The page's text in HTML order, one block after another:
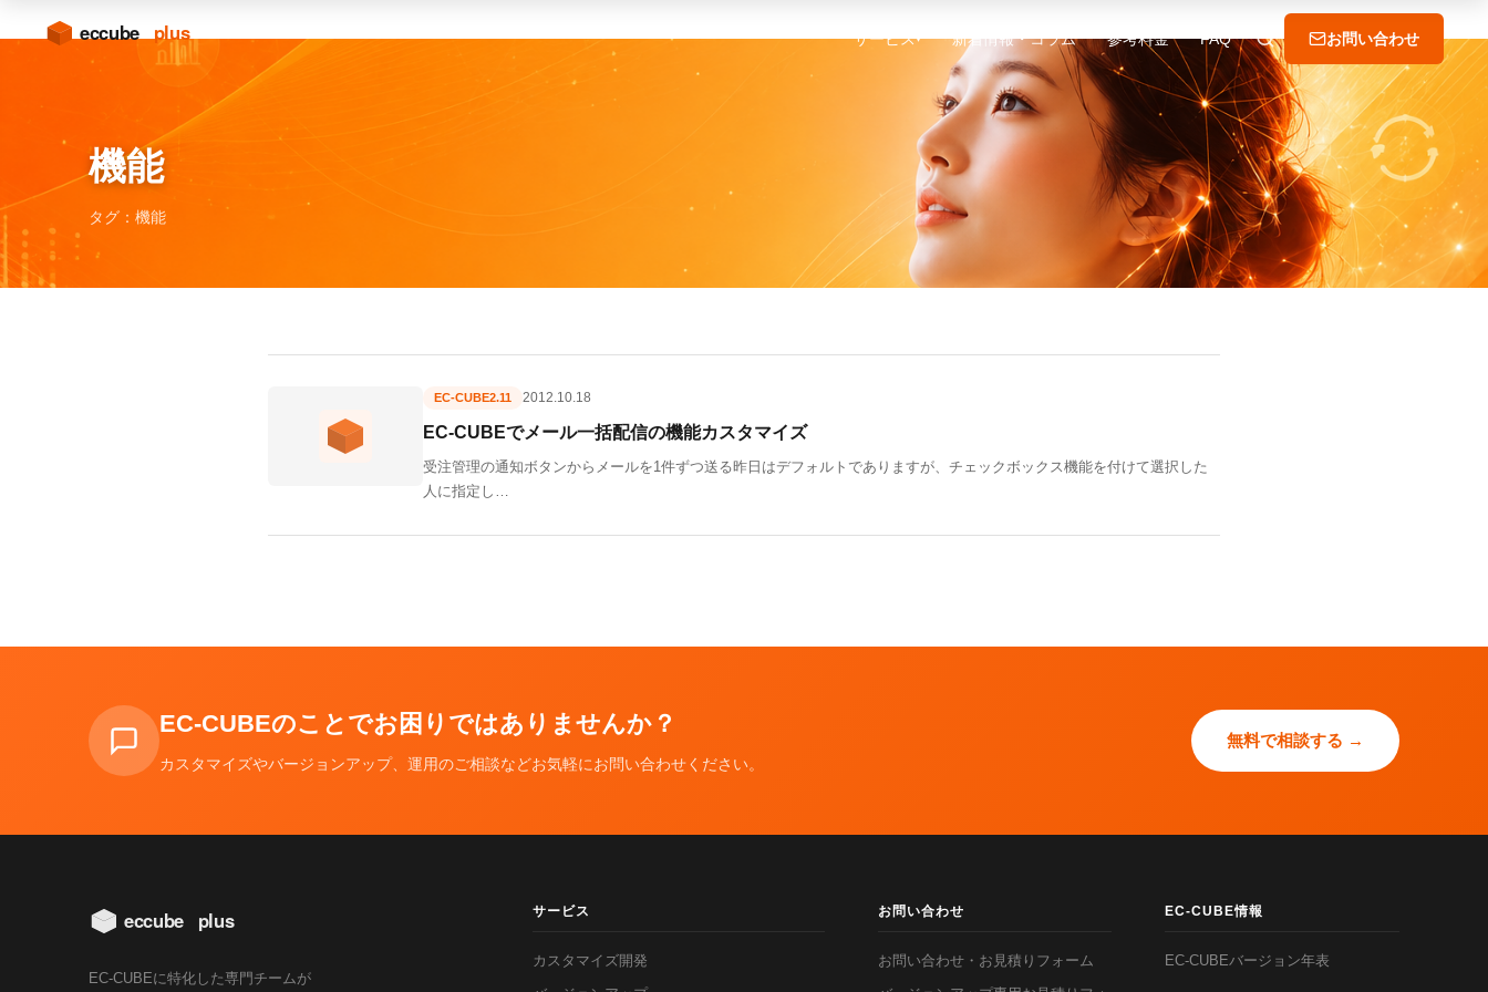
サービス▾ 新着情報・コラム 参考料金 FAQ お問い合わせ
機能
タグ：機能
EC-CUBE2.11 2012.10.18
EC-CUBEでメール一括配信の機能カスタマイズ
受注管理の通知ボタンからメールを1件ずつ送る昨日はデフォルトでありますが、チェックボックス機能を付けて選択した
人に指定し…
EC-CUBEのことでお困りではありませんか？
カスタマイズやバージョンアップ、運用のご相談などお気軽にお問い合わせください。
無料で相談する →
EC-CUBEに特化した専門チームが
サービス
カスタマイズ開発
お問い合わせ
お問い合わせ・お見積りフォーム
EC-CUBE情報
EC-CUBEバージョン年表